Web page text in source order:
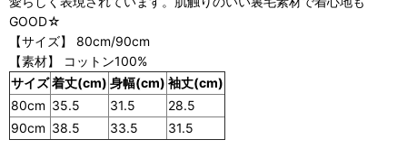
GOOD☆
【サイズ】 80cm/90cm
【素材】 コットン100%
サイズ着丈(cm) 身幅(cm) 袖丈(cm)
80cm 35.5 31.5
28.5
90cm 38.5 33.5 31.5